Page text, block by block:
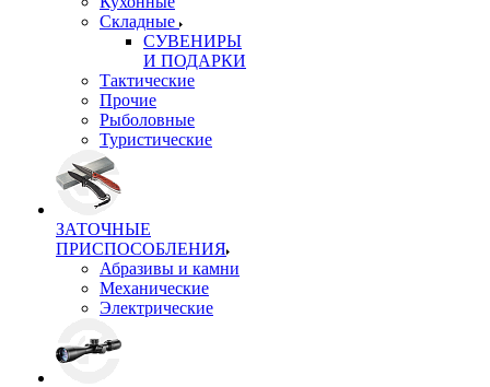
Складные
СУВЕНИРЫ
И ПОДАРКИ
Тактические
Прочие
Рыболовные
Туристические
ЗАТОЧНЫЕ
ПРИСПОСОБЛЕНИЯ
Абразивы и камни
Механические
Электрические